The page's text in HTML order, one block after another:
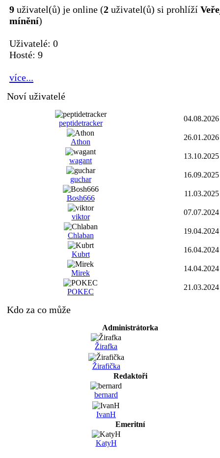
9 uživatel(ů) je online (2 uživatel(ů) si prohlíží
mínění)
Uživatelé: 0
Hosté: 9
více...
Noví uživatelé
peptidetracker
04.08.2026
Athon
26.01.2026
wagant
13.10.2025
guchar
16.09.2025
Bosh666
11.03.2025
viktor
07.07.2024
Chlaban
19.04.2024
Kubrt
16.04.2024
Mirek
14.04.2024
POKEC
21.03.2024
Kdo za co může
Administrátorka
Žirafka
Žirafička
Redaktoři
bernard
IvanH
Emeritní
KatyH